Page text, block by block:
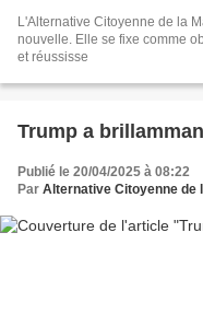
L'Alternative Citoyenne de la
nouvelle. Elle se fixe comme
et réussisse
Trump a
Publié le 20/04/2025 à 08:22
Par Alternative Citoyenne de